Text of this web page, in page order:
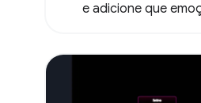
e adicione que
essas